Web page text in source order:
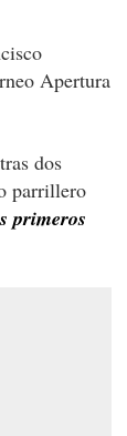
Apertura
dos
parrillero
primeros